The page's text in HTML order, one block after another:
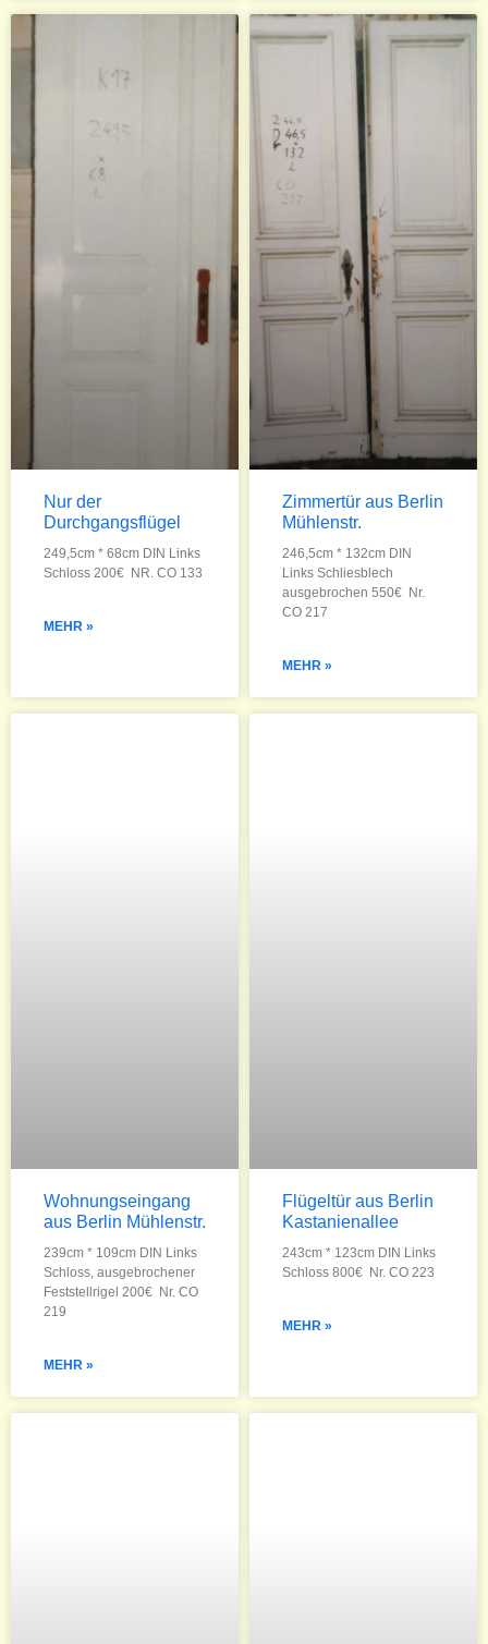
Nur der
Durchgangsflügel
249,5cm * 68cm DIN Links
Schloss 200€ NR. CO 133
MEHR »
Zimmertür aus Berlin
Mühlenstr.
246,5cm * 132cm DIN
Links Schliesblech
ausgebrochen 550€ Nr.
CO 217
MEHR »
Wohnungseingang
aus Berlin Mühlenstr.
239cm * 109cm DIN Links
Schloss, ausgebrochener
Feststellrigel 200€ Nr. CO
219
MEHR »
Flügeltür aus Berlin
Kastanienallee
243cm * 123cm DIN Links
Schloss 800€ Nr. CO 223
MEHR »